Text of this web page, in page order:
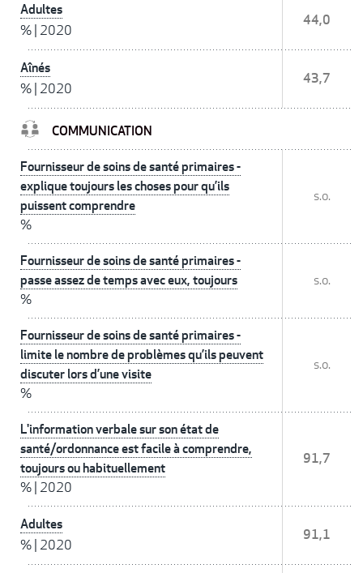
Adultes
% 2020
44,0
Aînés
% 2020
43,7
COMMUNICATION
Fournisseur de soins de santé primaires -
explique toujours les choses pour qu’ils
puissent comprendre
%
s.o.
Fournisseur de soins de santé primaires -
passe assez de temps avec eux, toujours
%
s.o.
Fournisseur de soins de santé primaires -
limite le nombre de problèmes qu’ils peuvent
discuter lors d’une visite
%
s.o.
L'information verbale sur son état de
santé/ordonnance est facile à comprendre,
toujours ou habituellement
% 2020
91,7
Adultes
% 2020
91,1